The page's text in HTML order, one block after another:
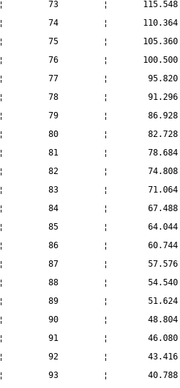
¦         73         ¦
¦         74         ¦
¦         75         ¦
¦         76         ¦
¦         77         ¦
¦         78         ¦
¦         79         ¦
¦         80         ¦
¦         81         ¦
¦         82         ¦
¦         83         ¦
¦         84         ¦
¦         85         ¦
¦         86         ¦
¦         87         ¦
¦         88         ¦
¦         89         ¦
¦         90         ¦
¦         91         ¦
¦         92         ¦
¦         93         ¦